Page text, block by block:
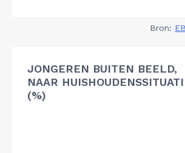
Bron:
JONGEREN BUITEN BEELD,
NAAR
(%)